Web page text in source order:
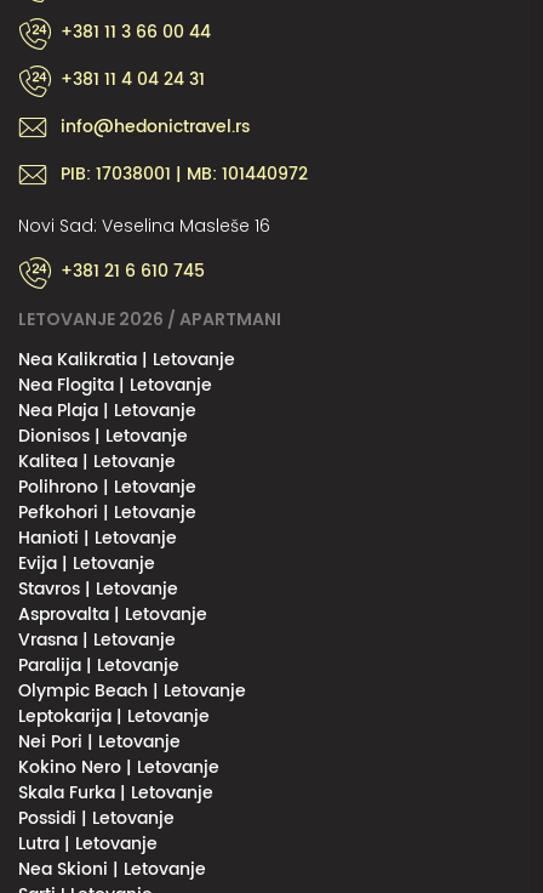
+381 11 3 66 00 44
+381 11 4 04 24 31
info@hedonictravel.rs
PIB: 17038001 | MB: 101440972
Novi Sad: Veselina Masleše 16
+381 21 6 610 745
LETOVANJE 2026 / APARTMANI
Nea Kalikratia | Letovanje
Nea Flogita | Letovanje
Nea Plaja | Letovanje
Dionisos | Letovanje
Kalitea | Letovanje
Polihrono | Letovanje
Pefkohori | Letovanje
Hanioti | Letovanje
Evija | Letovanje
Stavros | Letovanje
Asprovalta | Letovanje
Vrasna | Letovanje
Paralija | Letovanje
Olympic Beach | Letovanje
Leptokarija | Letovanje
Nei Pori | Letovanje
Kokino Nero | Letovanje
Skala Furka | Letovanje
Possidi | Letovanje
Lutra | Letovanje
Nea Skioni | Letovanje